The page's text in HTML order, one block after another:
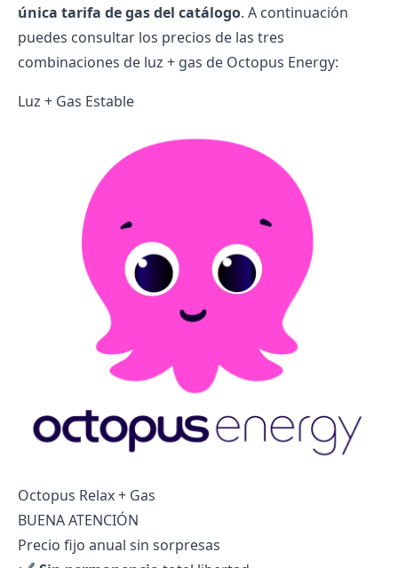
única tarifa de gas del catálogo. A continuación
puedes consultar los precios de las tres
combinaciones de luz + gas de Octopus Energy:
Luz + Gas Estable
Octopus Relax + Gas
BUENA ATENCIÓN
Precio fijo anual sin sorpresas